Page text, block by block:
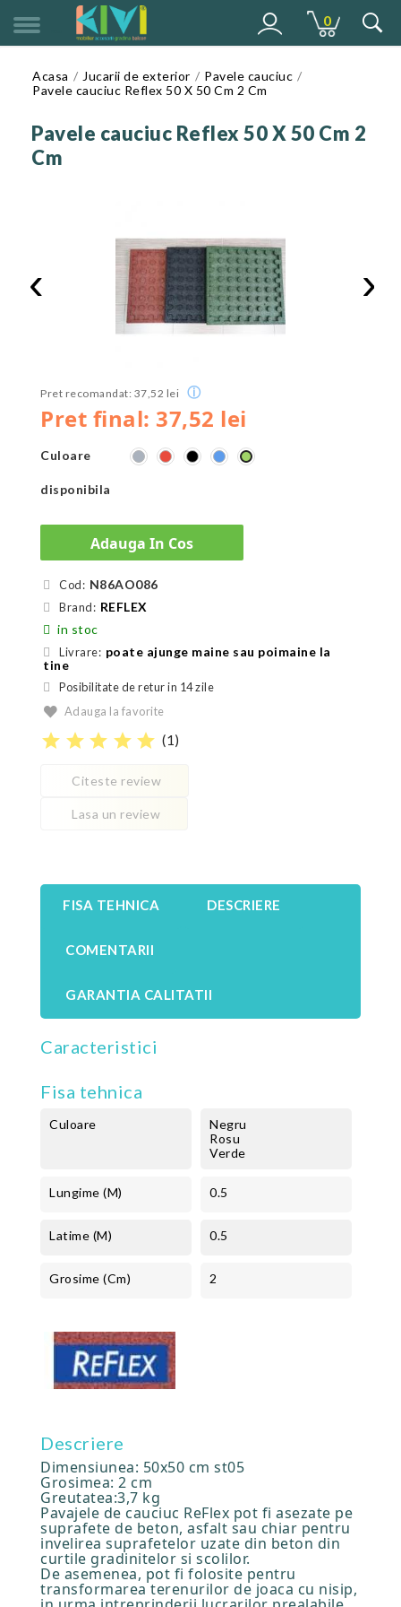
0
Acasa Jucarii de exterior
Pavele cauciuc
Pavele cauciuc Reflex 50 X 50 Cm 2 Cm
Pavele cauciuc Reflex 50 X 50 Cm 2
Cm
‹ ›
Pret final: 37,52 lei
Pret recomandat: 37,52 lei ⓘ
Culoare
disponibila
Gri RoșuNegruAlbastruVerde
Adauga In Cos
Cod: N86AO086
Brand: REFLEX
in stoc
Livrare: poate ajunge maine sau poimaine la
tine
Posibilitate de retur in 14 zile
Adauga la favorite
star star star star star (1)
Citeste review
Lasa un review
FISA TEHNICA DESCRIERE
COMENTARII
GARANTIA CALITATII
Caracteristici
Fisa tehnica
Culoare
Negru
Rosu
Verde
Lungime (m) 0.5
Latime (m) 0.5
Grosime (cm) 2
Descriere
Dimensiunea: 50x50 cm st05
Grosimea: 2 cm
Greutatea:3,7 kg
Pavajele de cauciuc ReFlex pot fi asezate pe
suprafete de beton, asfalt sau chiar pentru
invelirea suprafetelor uzate din beton din
curtile gradinitelor si scolilor.
De asemenea, pot fi folosite pentru
transformarea terenurilor de joaca cu nisip,